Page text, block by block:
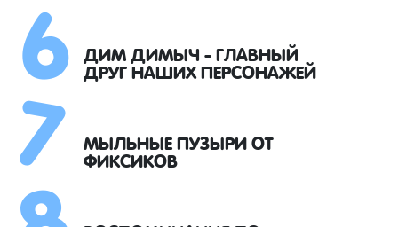
ДИМ ДИМЫЧ - ГЛАВНЫЙ
ДРУГ НАШИХ ПЕРСОНАЖЕЙ
МЫЛЬНЫЕ ПУЗЫРИ ОТ
ФИКСИКОВ